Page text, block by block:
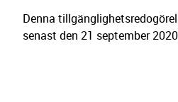
Denna
senast den 21 september